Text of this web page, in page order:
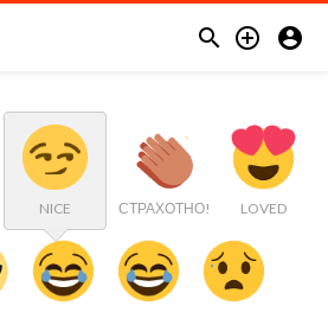
  
NICE СТРАХОТНО! LOVED